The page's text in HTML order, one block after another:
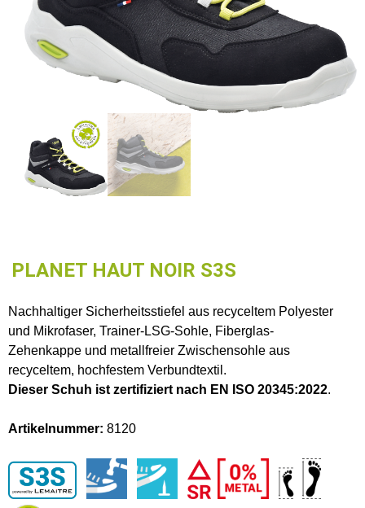
PLANET HAUT NOIR S3S
Nachhaltiger Sicherheitsstiefel aus recyceltem Polyester
und Mikrofaser, Trainer-LSG-Sohle, Fiberglas-
Zehenkappe und metallfreier Zwischensohle aus
recyceltem, hochfestem Verbundtextil.
Dieser Schuh ist zertifiziert nach EN ISO 20345:2022.
Artikelnummer: 8120